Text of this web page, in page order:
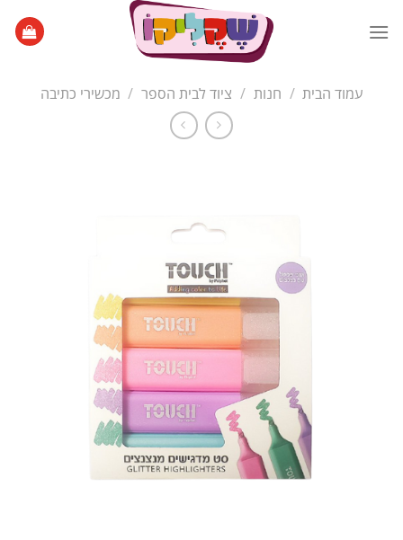
עמוד הבית / חנות / ציוד לבית הספר / מכשירי כתיבה